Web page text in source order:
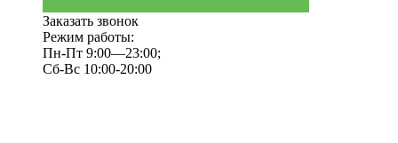
Заказать звонок
Режим работы:
Пн-Пт 9:00—23:00;
Сб-Вс 10:00-20:00